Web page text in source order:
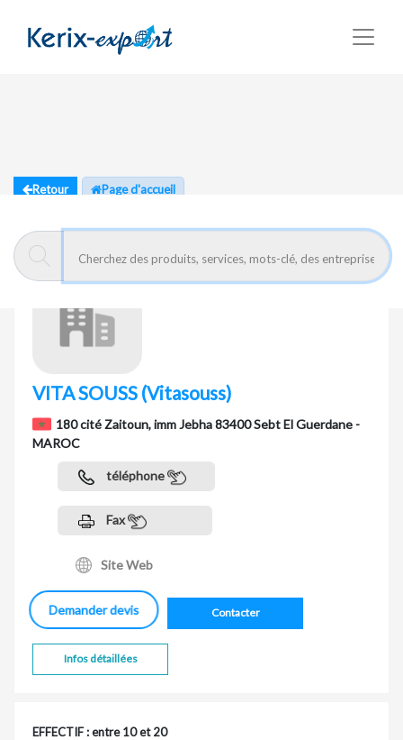
Retour Page d'accueil
VITA SOUSS (Vitasouss)
180 cité Zaitoun, imm Jebha 83400 Sebt El Guerdane -
MAROC
téléphone
Fax
Site Web
Demander devis Contacter
Infos détaillées
EFFECTIF : entre 10 et 20